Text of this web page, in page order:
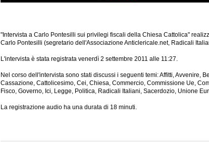
"Intervista a Carlo Pontesilli sui privilegi fiscali della Chiesa Cattolica"
Carlo Pontesilli (segretario dell'Associazione Anticlericale.net, Radicali
L'intervista è stata registrata venerdì 2 settembre 2011 alle 11:27.
Nel corso dell'intervista sono stati discussi i seguenti temi: Affitti, Avvenire,
Cassazione, Cattolicesimo, Cei, Chiesa, Commercio, Commissione Ue,
Fisco, Governo, Ici, Legge, Politica, Radicali Italiani, Sacerdozio, Unione
La registrazione audio ha una durata di 18 minuti.